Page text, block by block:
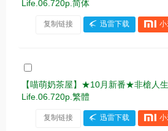
Life.06.720p.简体
复制链接 迅雷下载 小
【喵萌奶茶屋】★10月新番★非槍人
Life.06.720p.繁體
复制链接 迅雷下载 小